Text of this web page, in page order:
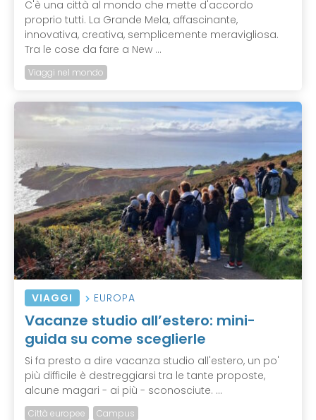
C'è una città al mondo che mette d'accordo
proprio tutti. La Grande Mela, affascinante,
innovativa, creativa, semplicemente meravigliosa.
Tra le cose da fare a New ...
Viaggi nel mondo
VIAGGI EUROPA
Vacanze studio all’estero: mini-
guida su come sceglierle
Si fa presto a dire vacanza studio all'estero, un po'
più difficile è destreggiarsi tra le tante proposte,
alcune magari - ai più - sconosciute. ...
Città europee Campus